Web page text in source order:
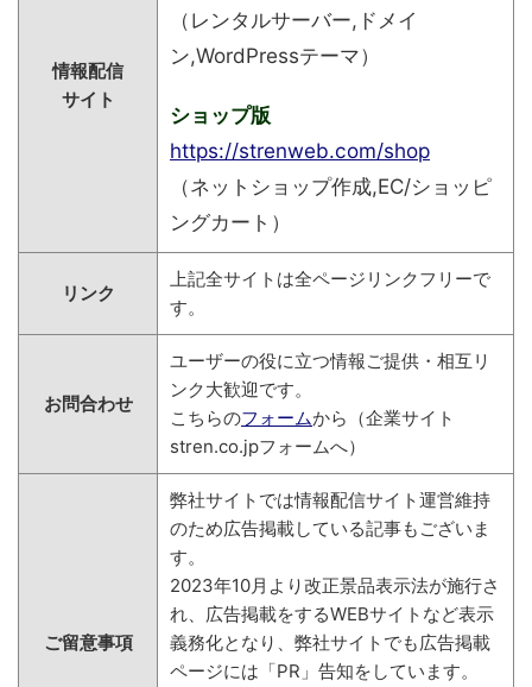
情報配信
サイト
（レンタルサーバー,ドメイ
ン,WordPressテーマ）
ショップ版
https://strenweb.com/shop
（ネットショップ作成,EC/ショッピ
ングカート）
リンク
上記全サイトは全ページリンクフリーで
す。
お問合わせ
ユーザーの役に立つ情報ご提供・相互リ
ンク大歓迎です。
こちらのフォームから（企業サイト
stren.co.jpフォームへ）
ご留意事項
弊社サイトでは情報配信サイト運営維持
のため広告掲載している記事もございま
す。
2023年10月より改正景品表示法が施行さ
れ、広告掲載をするWEBサイトなど表示
義務化となり、弊社サイトでも広告掲載
ページには「PR」告知をしています。